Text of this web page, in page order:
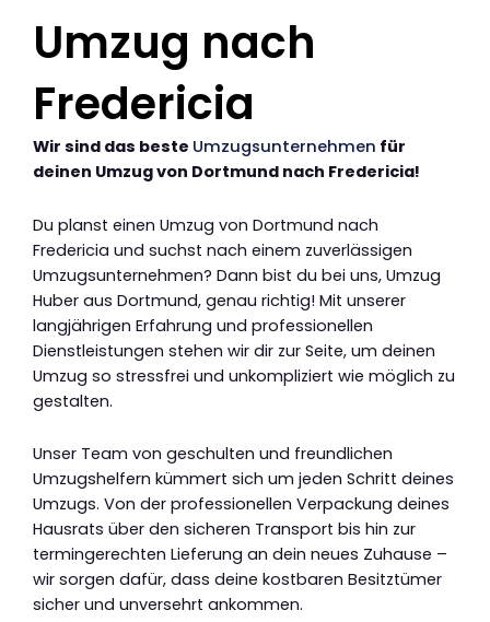
Umzug nach
Fredericia
Wir sind das beste Umzugsunternehmen für
deinen Umzug von Dortmund nach Fredericia!
Du planst einen Umzug von Dortmund nach
Fredericia und suchst nach einem zuverlässigen
Umzugsunternehmen? Dann bist du bei uns, Umzug
Huber aus Dortmund, genau richtig! Mit unserer
langjährigen Erfahrung und professionellen
Dienstleistungen stehen wir dir zur Seite, um deinen
Umzug so stressfrei und unkompliziert wie möglich zu
gestalten.
Unser Team von geschulten und freundlichen
Umzugshelfern kümmert sich um jeden Schritt deines
Umzugs. Von der professionellen Verpackung deines
Hausrats über den sicheren Transport bis hin zur
termingerechten Lieferung an dein neues Zuhause –
wir sorgen dafür, dass deine kostbaren Besitztümer
sicher und unversehrt ankommen.